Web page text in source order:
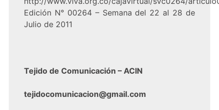
Edición N° 00264 – Semana del 22 al 28 de
Julio de 2011
Tejido de Comunicación – ACIN
tejidocomunicacion@gmail.com